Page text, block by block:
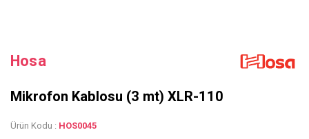
Hosa
Mikrofon Kablosu (3 mt) XLR-110
Ürün Kodu : HOS0045